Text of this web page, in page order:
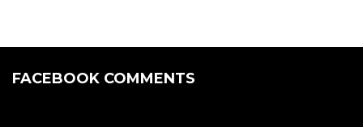
FACEBOOK COMMENTS